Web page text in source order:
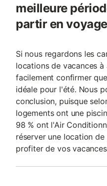
meilleure
partir en
Si nous regardons les
locations de vacances
facilement confirmer
idéale pour l'été. Nous
conclusion, puisque
logements ont une
98 % ont l'Air
réserver une location
profiter de vos